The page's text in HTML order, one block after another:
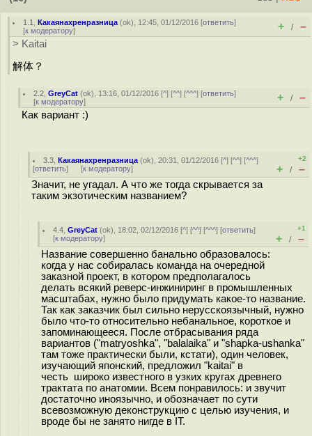
1.1 ,Какаянахренразница (ok), 12:45, 01/12/2016 [ответить]
[к модератору] + / –
> Kaitai
解体？
2.2 ,GreyCat (ok), 13:16, 01/12/2016 [^] [^^] [^^^] [ответить]
[к модератору] + / –
Как вариант :)
3.3 ,Какаянахренразница (ok), 20:31, 01/12/2016 [^] [^^] [^^^]
[ответить] [к модератору]
+2
+ / –
Значит, не угадал. А что же тогда скрывается за
таким экзотическим названием?
4.4 ,GreyCat (ok), 18:02, 02/12/2016 [^] [^^] [^^^] [ответить]
[к модератору]
+1
+ / –
Название совершенно банально образовалось:
когда у нас собиралась команда на очередной
заказной проект, в котором предполагалось
делать всякий реверс-инжиниринг в промышленных
масштабах, нужно было придумать какое-то название.
Так как заказчик был сильно нерусскоязычный, нужно
было что-то относительно небанальное, короткое и
запоминающееся. После отбрасывания ряда
вариантов ("matryoshka", "balalaika" и "shapka-ushanka"
там тоже практически были, кстати), один человек,
изучающий японский, предложил "kaitai" в
честь широко известного в узких кругах древнего
трактата по анатомии. Всем понравилось: и звучит
достаточно иноязычно, и обозначает по сути
всевозможную деконструкцию с целью изучения, и
вроде бы не занято нигде в IT.